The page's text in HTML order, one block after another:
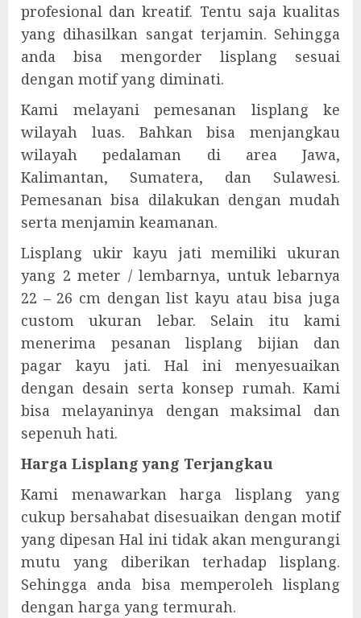
profesional dan kreatif. Tentu saja kualitas
yang dihasilkan sangat terjamin. Sehingga
anda bisa mengorder lisplang sesuai
dengan motif yang diminati.
Kami melayani pemesanan lisplang ke
wilayah luas. Bahkan bisa menjangkau
wilayah pedalaman di area Jawa,
Kalimantan, Sumatera, dan Sulawesi.
Pemesanan bisa dilakukan dengan mudah
serta menjamin keamanan.
Lisplang ukir kayu jati memiliki ukuran
yang 2 meter / lembarnya, untuk lebarnya
22 – 26 cm dengan list kayu atau bisa juga
custom ukuran lebar. Selain itu kami
menerima pesanan lisplang bijian dan
pagar kayu jati. Hal ini menyesuaikan
dengan desain serta konsep rumah. Kami
bisa melayaninya dengan maksimal dan
sepenuh hati.
Harga Lisplang yang Terjangkau
Kami menawarkan harga lisplang yang
cukup bersahabat disesuaikan dengan motif
yang dipesan Hal ini tidak akan mengurangi
mutu yang diberikan terhadap lisplang.
Sehingga anda bisa memperoleh lisplang
dengan harga yang termurah.